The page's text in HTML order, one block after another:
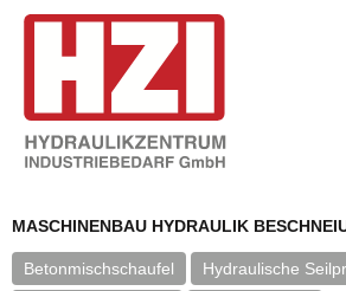
MASCHINENBAU HYDRAULIK
Betonmischschaufel
Hydraulische